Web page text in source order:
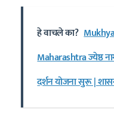
हे वाचले का?
Maharashtra ज्येष्ठ
दर्शन योजना सुरू |